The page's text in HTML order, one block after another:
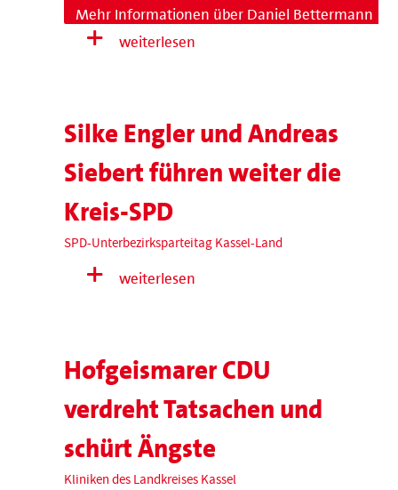
Mehr Informationen über Daniel Bettermann
weiterlesen
Silke Engler und Andreas
Siebert führen weiter die
Kreis-SPD
SPD-Unterbezirksparteitag Kassel-Land
weiterlesen
Hofgeismarer CDU
verdreht Tatsachen und
schürt Ängste
Kliniken des Landkreises Kassel